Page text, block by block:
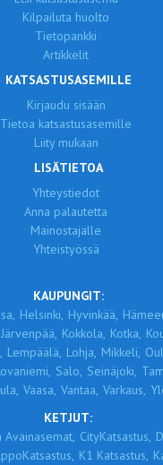
Kilpailuta huolto
Tietopankki
Artikkelit
KATSASTUSASEMILLE
Kirjaudu sisään
Tietoa katsastusasemille
Liity mukaan
LISÄTIETOA
Yhteystiedot
Anna palautetta
Mainostajalle
Yhteistyössä
KAUPUNGIT:
Helsinki, Hyvinkää,
Järvenpää, Kokkola, Kotka,
Lempäälä, Lohja, Mikkeli,
Salo, Seinäjoki,
Vaasa, Vantaa, Varkaus,
KETJUT:
Avainasemat, CityKatsastus,
K1 Katsastus,